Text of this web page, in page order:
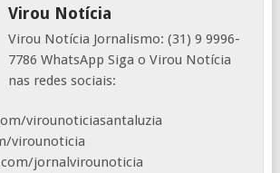
Virou Notícia
Virou Notícia Jornalismo: (31) 9 9996-
7786 WhatsApp Siga o Virou Notícia
nas redes sociais:
virounoticiasantaluzia
virounoticia
jornalvirounoticia